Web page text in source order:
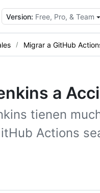
Version: Free, Pro, & Team
Migrar a GitHub
a
tienen
Actions